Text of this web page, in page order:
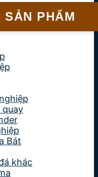
SẢN PHẨM
quay
Bát
khác